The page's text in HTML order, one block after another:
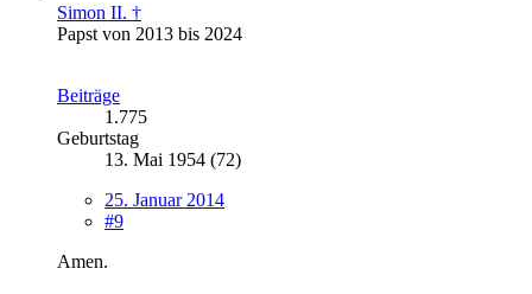
Simon II. †
Papst von 2013 bis 2024
Beiträge
1.775
Geburtstag
13. Mai 1954 (72)
25. Januar 2014
#9
Amen.